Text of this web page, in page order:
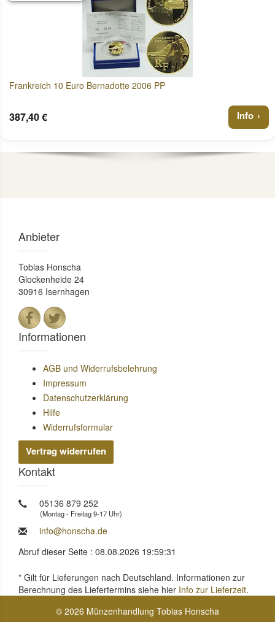
Frankreich 10 Euro Bernadotte 2006 PP
387,40 € Info
Anbieter
Tobias Honscha
Glockenheide 24
30916 Isernhagen
Informationen
AGB und Widerrufsbelehrung
Impressum
Datenschutzerklärung
Hilfe
Widerrufsformular
Vertrag widerrufen
Kontakt
05136 879 252
(Montag - Freitag 9-17 Uhr)
info@honscha.de
Abruf dieser Seite : 08.08.2026 19:59:31
* Gilt für Lieferungen nach Deutschland. Informationen zur
Berechnung des Liefertermins siehe hier Info zur Lieferzeit.
© 2026 Münzenhandlung Tobias Honscha